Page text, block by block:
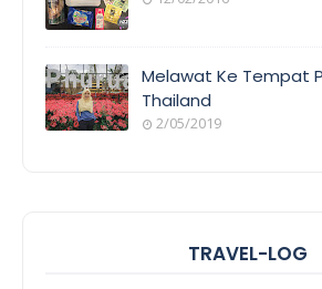
Melawat Ke Tempat
Thailand
2/05/2019
TRAVEL-LOG